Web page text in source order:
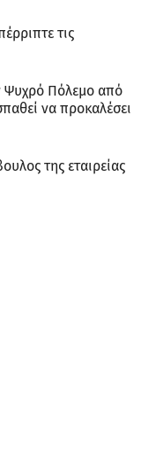
τις
Ψυχρό Πόλεμο από
να προκαλέσει
της εταιρείας